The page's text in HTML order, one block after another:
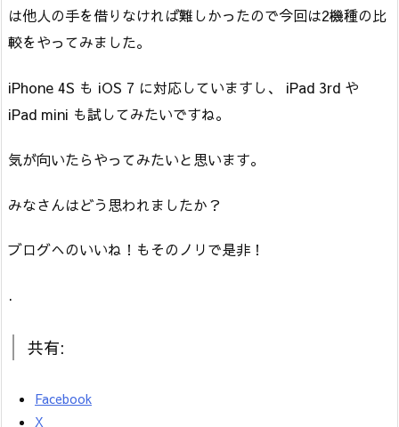
は他人の手を借りなければ難しかったので今回は2機種の比
較をやってみました。
iPhone 4S も iOS 7 に対応していますし、 iPad 3rd や
iPad mini も試してみたいですね。
気が向いたらやってみたいと思います。
みなさんはどう思われましたか？
ブログへのいいね！もそのノリで是非！
.
共有:
Facebook
X